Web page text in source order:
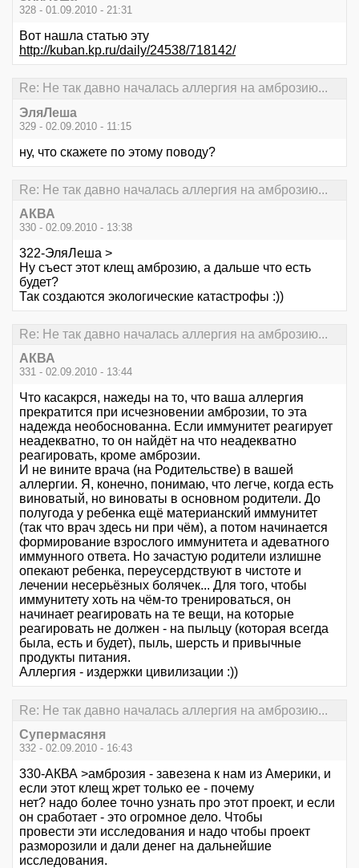
328 - 01.09.2010 - 21:31
Вот нашла статью эту
http://kuban.kp.ru/daily/24538/718142/
Re: Не так давно началась аллергия на амброзию...
ЭляЛеша
329 - 02.09.2010 - 11:15
ну, что скажете по этому поводу?
Re: Не так давно началась аллергия на амброзию...
АКВА
330 - 02.09.2010 - 13:38
322-ЭляЛеша >
Ну съест этот клещ амброзию, а дальше что есть
будет?
Так создаются экологические катастрофы :))
Re: Не так давно началась аллергия на амброзию...
АКВА
331 - 02.09.2010 - 13:44
Что касакрся, нажеды на то, что ваша аллергия
прекратится при исчезновении амброзии, то эта
надежда необоснованна. Если иммунитет реагирует
неадекватно, то он найдёт на что неадекватно
реагировать, кроме амброзии.
И не вините врача (на Родительстве) в вашей
аллергии. Я, конечно, понимаю, что легче, когда есть
виноватый, но виноваты в основном родители. До
полугода у ребенка ещё материанский иммунитет
(так что врач здесь ни при чём), а потом начинается
формирование взрослого иммунитета и адеватного
иммунного ответа. Но зачастую родители излишне
опекают ребенка, переусердствуют в чистоте и
лечении несерьёзных болячек... Для того, чтобы
иммунитету хоть на чём-то тренироваться, он
начинает реагировать на те вещи, на которые
реагировать не должен - на пыльцу (которая всегда
была, есть и будет), пыль, шерсть и привычные
продукты питания.
Аллергия - издержки цивилизации :))
Re: Не так давно началась аллергия на амброзию...
Супермасяня
332 - 02.09.2010 - 16:43
330-АКВА >амброзия - завезена к нам из Америки, и
если этот клещ жрет только ее - почему
нет? надо более точно узнать про этот проект, и если
он сработает - это огромное дело. Чтобы
провести эти исследования и надо чтобы проект
разморозили и дали денег на дальнейшие
исследования.